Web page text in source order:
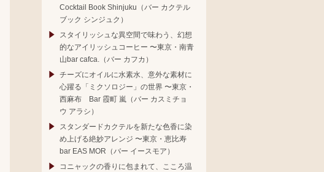
Cocktail Book Shinjuku（バー カクテル
ブック シンジュク）
スタイリッシュな異空間で味わう、幻想
的なアイリッシュコーヒー 〜東京・南青
山bar cafca.（バー カフカ）
チーズにオイルに水素水、意外な素材に
心躍る「ミクソロジー」の世界 〜東京・
西麻布 Bar 霞町 嵐（バー カスミチョ
ウ アラシ）
スタンダードカクテルを新たな色香に染
め上げる絶妙アレンジ 〜東京・恵比寿
bar EAS MOR（バー イースモア）
コニャックの香りに包まれて、こころ温